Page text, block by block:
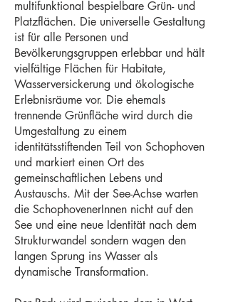
multifunktional bespielbare Grün- und
Platzflächen. Die universelle Gestaltung
ist für alle Personen und
Bevölkerungsgruppen erlebbar und hält
vielfältige Flächen für Habitate,
Wasserversickerung und ökologische
Erlebnisräume vor. Die ehemals
trennende Grünfläche wird durch die
Umgestaltung zu einem
identitätsstiftenden Teil von Schophoven
und markiert einen Ort des
gemeinschaftlichen Lebens und
Austauschs. Mit der See-Achse warten
die SchophovenerInnen nicht auf den
See und eine neue Identität nach dem
Strukturwandel sondern wagen den
langen Sprung ins Wasser als
dynamische Transformation.